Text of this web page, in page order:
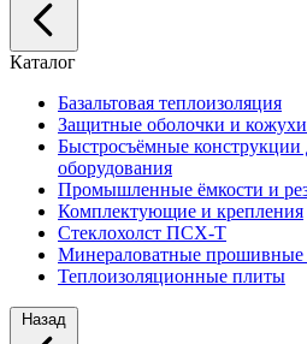
Каталог
Базальтовая теплоизоляция
Защитные оболочки и
Быстросъёмные конструкции
оборудования
Промышленные ёмкости и
Комплектующие и крепления
Стеклохолст ПСХ-Т
Минераловатные
Теплоизоляционные плиты
Назад